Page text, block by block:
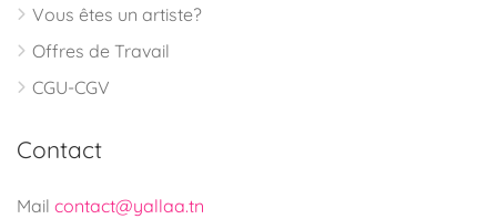
Vous êtes un artiste?
Offres de Travail
CGU-CGV
Contact
Mail contact@yallaa.tn